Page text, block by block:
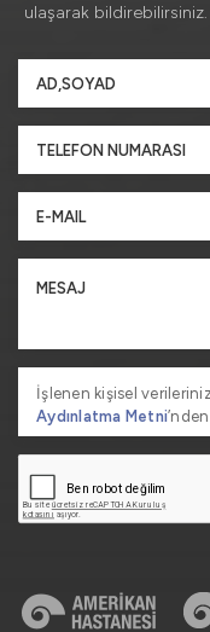
ulaşarak bildirebilirsiniz.
İşlenen kişisel
Aydınlatma Metni